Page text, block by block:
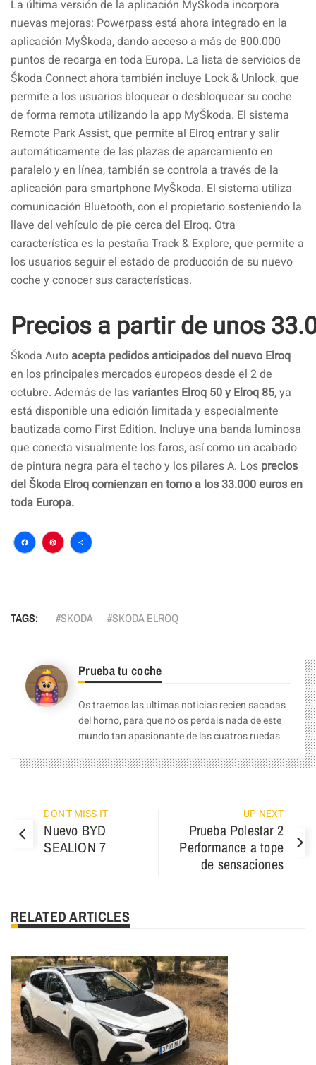
La última versión de la aplicación MyŠkoda incorpora
nuevas mejoras: Powerpass está ahora integrado en la
aplicación MyŠkoda, dando acceso a más de 800.000
puntos de recarga en toda Europa. La lista de servicios de
Škoda Connect ahora también incluye Lock & Unlock, que
permite a los usuarios bloquear o desbloquear su coche
de forma remota utilizando la app MyŠkoda. El sistema
Remote Park Assist, que permite al Elroq entrar y salir
automáticamente de las plazas de aparcamiento en
paralelo y en línea, también se controla a través de la
aplicación para smartphone MyŠkoda. El sistema utiliza
comunicación Bluetooth, con el propietario sosteniendo la
llave del vehículo de pie cerca del Elroq. Otra
característica es la pestaña Track & Explore, que permite a
los usuarios seguir el estado de producción de su nuevo
coche y conocer sus características.
Precios a partir de unos
Škoda Auto acepta pedidos anticipados del nuevo Elroq
en los principales mercados europeos desde el 2 de
octubre. Además de lasvariantes Elroq 50 y Elroq 85, ya
está disponible una edición limitada y especialmente
bautizada como First Edition. Incluye una banda luminosa
que conecta visualmente los faros, así como un acabado
de pintura negra para el techo y los pilares A. Los precios
del Škoda Elroq comienzan en torno a los 33.000 euros en
toda Europa.
Facebook
Pinterest
Compartir
TAGS: SKODA SKODA ELROQ
Prueba tu coche
Os traemos las ultimas noticias recien sacadas
del horno, para que no os perdais nada de este
mundo tan apasionante de las cuatros ruedas
DON'T MISS IT
Nuevo BYD
SEALION 7
UP NEXT
Prueba Polestar 2
Performance a tope
de sensaciones
RELATED ARTICLES